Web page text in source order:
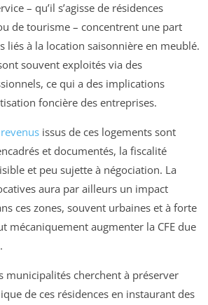
– qu’il s’agisse de résidences
de tourisme – concentrent une part
liés à la location saisonnière en meublé.
souvent exploités via des
ce qui a des implications
foncière des entreprises.
revenus issus de ces logements sont
et documentés, la fiscalité
et peu sujette à négociation. La
aura par ailleurs un impact
ces zones, souvent urbaines et à forte
mécaniquement augmenter la CFE due
municipalités cherchent à préserver
de ces résidences en instaurant des